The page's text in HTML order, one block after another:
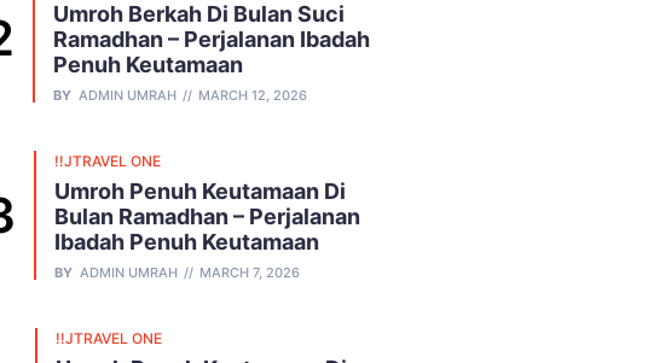
Umroh Berkah Di Bulan Suci
Ramadhan – Perjalanan Ibadah
Penuh Keutamaan
BY ADMIN UMRAH MARCH 12, 2026
!!JTRAVEL ONE
Umroh Penuh Keutamaan Di
Bulan Ramadhan – Perjalanan
Ibadah Penuh Keutamaan
BY ADMIN UMRAH MARCH 7, 2026
!!JTRAVEL ONE